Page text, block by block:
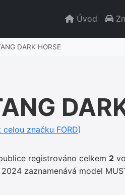
Úvod
DARK HORSE
značku FORD)
registrováno celkem 2
zaznamenává model